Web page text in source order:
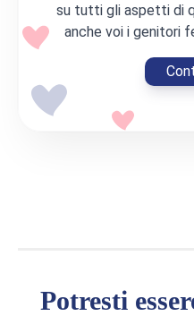
su tutti gli aspetti di
anche voi i genitori
Potresti